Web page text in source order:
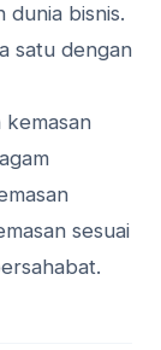
dunia bisnis.
satu dengan
kemasan
sesuai